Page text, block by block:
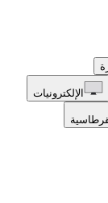
الإلكترونيات